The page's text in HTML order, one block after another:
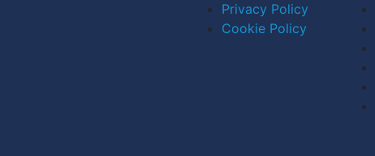
Privacy Policy
Cookie Policy